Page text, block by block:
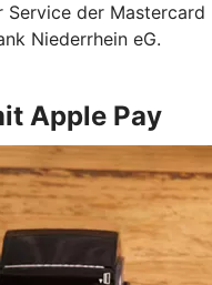
der Mastercard
Niederrhein eG.
Apple Pay